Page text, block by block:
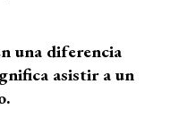
una diferencia
asistir a un